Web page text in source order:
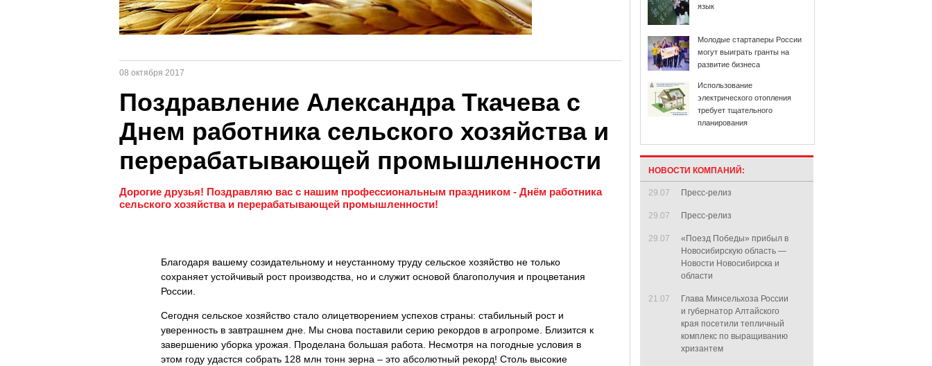
08 октября 2017
Поздравление Александра Ткачева с
Днем работника сельского хозяйства и
перерабатывающей промышленности
Дорогие друзья! Поздравляю вас с нашим профессиональным праздником - Днём работника
сельского хозяйства и перерабатывающей промышленности!
Благодаря вашему созидательному и неустанному труду сельское хозяйство не только
сохраняет устойчивый рост производства, но и служит основой благополучия и процветания
России.
Сегодня сельское хозяйство стало олицетворением успехов страны: стабильный рост и
уверенность в завтрашнем дне. Мы снова поставили серию рекордов в агропроме. Близится к
завершению уборка урожая. Проделана большая работа. Несмотря на погодные условия в
этом году удастся собрать 128 млн тонн зерна – это абсолютный рекорд! Столь высокие
язык
Молодые стартаперы России
могут выиграть гранты на
развитие бизнеса
Использование
электрического отопления
требует тщательного
планирования
НОВОСТИ КОМПАНИЙ:
29.07 Пресс-релиз
29.07 Пресс-релиз
29.07
«Поезд Победы» прибыл в
Новосибирскую область —
Новости Новосибирска и
области
21.07
Глава Минсельхоза России
и губернатор Алтайского
края посетили тепличный
комплекс по выращиванию
хризантем